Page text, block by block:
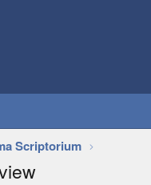
Scriptorium